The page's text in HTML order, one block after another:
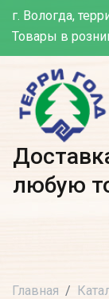
г. Вологда,
Товары в
любую
Главная